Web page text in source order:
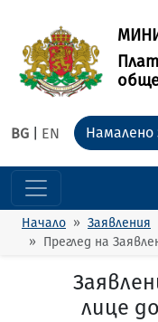
BG EN Намалено
Начало
Заявления
Преглед на
лице